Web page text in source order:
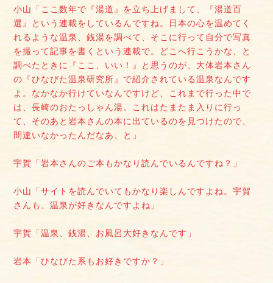
小山「ここ数年で『湯道』を立ち上げまして、『湯道百
選』という連載をしているんですね。日本の心を温めてく
れるような温泉、銭湯を調べて、そこに行って自分で写真
を撮って記事を書くという連載で。どこへ行こうかな、と
調べたときに『ここ、いい！』と思うのが、大体岩本さん
の『ひなびた温泉研究所』で紹介されている温泉なんです
よ。なかなか行けていなんですけど、これまで行った中で
は、長崎のおたっしゃん湯。これはたまたま入りに行っ
て、そのあと岩本さんの本に出ているのを見つけたので、
間違いなかったんだなあ、と」
宇賀「岩本さんのご本もかなり読んでいるんですね？」
小山「サイトを読んでいてもかなり楽しんですよね。宇賀
さんも、温泉が好きなんですよね」
宇賀「温泉、銭湯、お風呂大好きなんです」
岩本「ひなびた系もお好きですか？」